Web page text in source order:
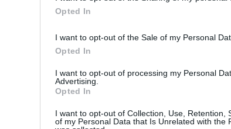
Opted In
I want to opt-out of the Sale of my Personal
Opted In
I want to opt-out of processing my Personal
Advertising.
Opted In
I want to opt-out of Collection, Use, Retention,
of my Personal Data that Is Unrelated with the